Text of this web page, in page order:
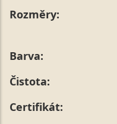
Rozměry:
Barva:
Čistota:
Certifikát: